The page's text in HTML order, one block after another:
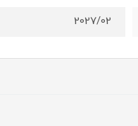
2027/02